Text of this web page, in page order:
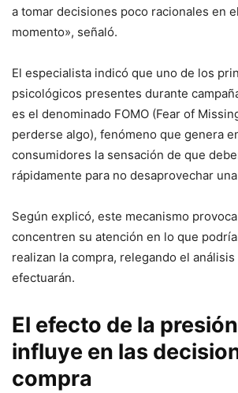
a tomar decisiones poco racionales en
momento», señaló.
El especialista indicó que uno de los
psicológicos presentes durante
es el denominado FOMO (Fear of
perderse algo), fenómeno que genera
consumidores la sensación de que
rápidamente para no desaprovechar
Según explicó, este mecanismo
concentren su atención en lo que
realizan la compra, relegando el
efectuarán.
El efecto de la
influye en las
compra